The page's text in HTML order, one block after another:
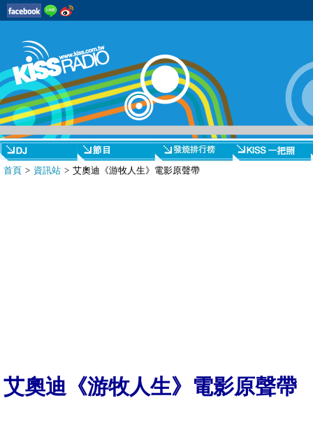
首頁 > 資訊站 > 艾奧迪《游牧人生》電影原聲帶
艾奧迪《游牧人生》電影原聲帶